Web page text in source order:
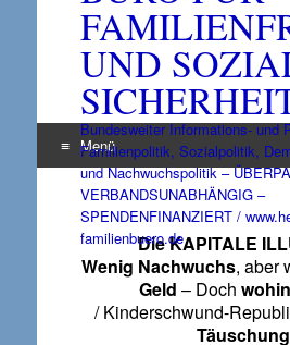
UND
Bundesweiter Informations- und
Familienpolitik, Sozialpolitik,
und Nachwuchspolitik –
VERBANDSUNABHÄNGIG –
SPENDENFINANZIERT /
familienbuero.de
Menü
springen
Die KAPITALE
Wenig Nachwuchs, aber
Geld – Doch wohin
/ Kinderschwund-
Täuschung